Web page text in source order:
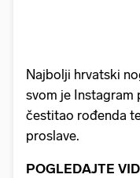
Najbolji hrvatski
svom je Instagram
čestitao rođenda
proslave.
POGLEDAJTE